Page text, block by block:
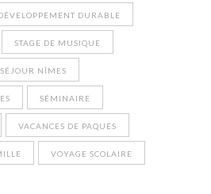
DURABLE
STAGE DE MUSIQUE
SÉJOUR NÎMES
SÉMINAIRE
VACANCES DE PAQUES
VOYAGE SCOLAIRE